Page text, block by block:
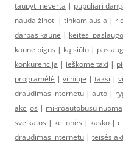
taupyti neverta | pupuliari
nauda žinoti | tinkamiausia |
darbas kaune | keitėsi
kaune pigus | ką siūlo |
konkurencija | ieškome taxi |
programėlė | vilniuje | taksi |
draudimas internetu | auto |
akcijos | mikroautobusu nuoma
sveikatos | kelionės | kasko |
draudimas internetu | teisės